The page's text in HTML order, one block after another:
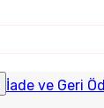
İade ve Geri